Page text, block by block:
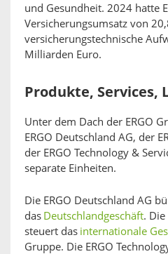
und Gesundheit. 2024 hatte
Versicherungsumsatz von
versicherungstechnische
Milliarden Euro.
Produkte, Services,
Unter dem Dach der ERGO
ERGO Deutschland AG, der
der ERGO Technology &
separate Einheiten.
Die ERGO Deutschland AG
das Deutschlandgeschäft. Die
steuert das internationale
Gruppe. Die ERGO